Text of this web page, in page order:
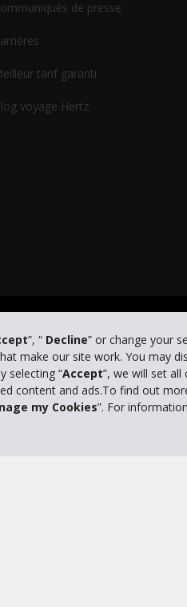
”, “ Decline” or change your
make our site work. You may
selecting “Accept”, we will set
content and ads.To find out
my Cookies”. For
de presse
tarif garanti
voyage Hertz